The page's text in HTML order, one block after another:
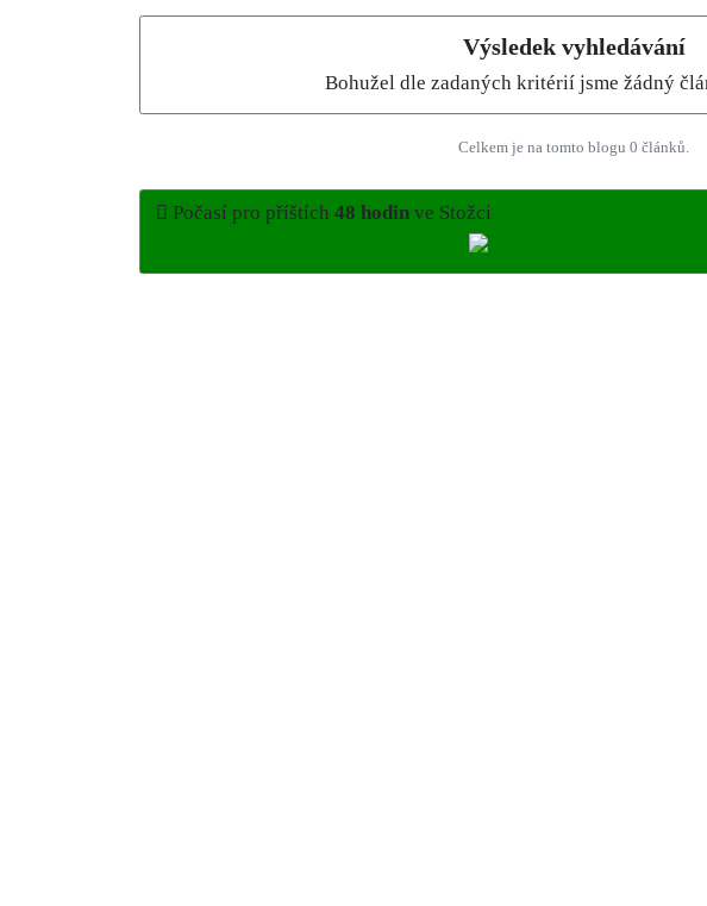
Výsledek vyhledávání
Bohužel dle zadaných kritérií jsme žádný
Celkem je na tomto blogu 0 článků.
Počasí pro příštích 48 hodinve Stožci